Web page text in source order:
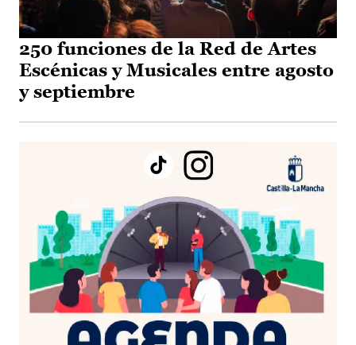
250 funciones de la Red de Artes
Escénicas y Musicales entre agosto
y septiembre